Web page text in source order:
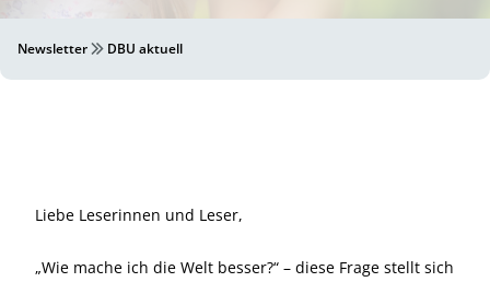
Newsletter DBU aktuell
Liebe Leserinnen und Leser,
„Wie mache ich die Welt besser?“ – diese Frage stellt sich